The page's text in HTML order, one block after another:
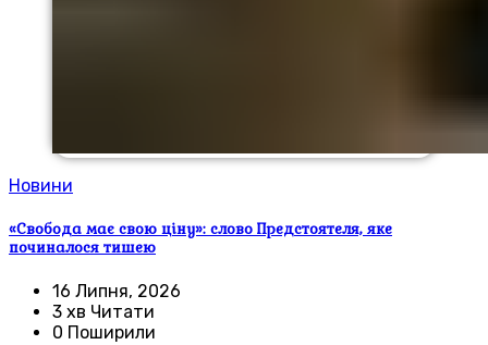
Новини
«Свобода має свою ціну»: слово Предстоятеля, яке
починалося тишею
16 Липня, 2026
3 хв Читати
0 Поширили